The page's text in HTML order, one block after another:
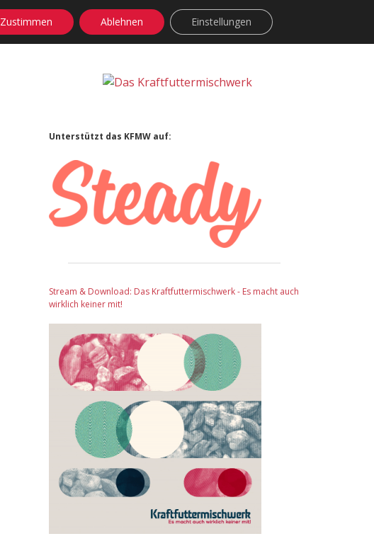
facebook
instagram
rss soundcloud
vimeoBluesky
Sidebar
Unterstützt das KFMW auf:
Stream & Download: Das Kraftfuttermischwerk - Es macht auch
wirklich keiner mit!
Zustimmen Ablehnen Einstellungen